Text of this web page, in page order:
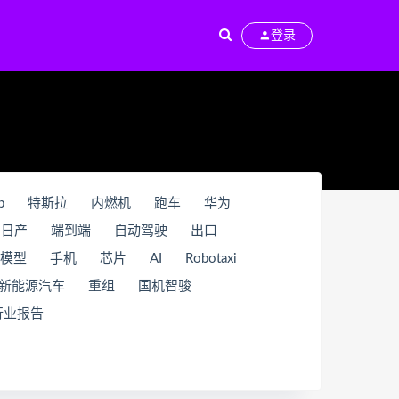
登录
特斯拉 内燃机 跑车 华为
日产 端到端 自动驾驶 出口
型 手机 芯片 AI Robotaxi
能源汽车 重组 国机智骏
业报告